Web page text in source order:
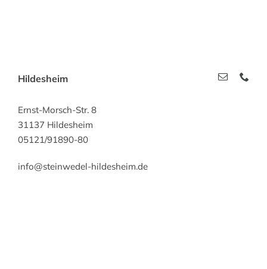
Hildesheim
Ernst-Morsch-Str. 8
31137 Hildesheim
05121/91890-80
info@steinwedel-hildesheim.de